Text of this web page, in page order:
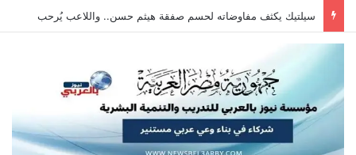
سيلتيك يكثف مفاوضاته لحسم صفقة هيثم حسن.. واللاعب يُرحب